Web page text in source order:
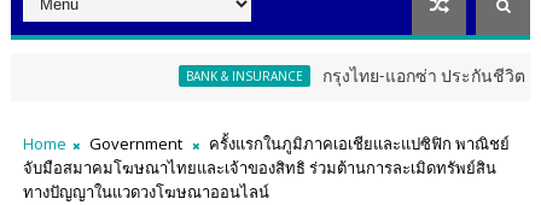
BANK & INSURANCE กรุงไทย-แอกซ่า ประกันชีวิต จัดงาน ERD
Home Government
ครั้งแรกในภูมิภาคเอเชียและแปซิฟิก พาณิชย์
จับมือสมาคมโฆษณาไทยและเจ้าของสิทธิ ร่วมต้านการละเมิดทรัพย์สิน
ทางปัญญาในแวดวงโฆษณาออนไลน์